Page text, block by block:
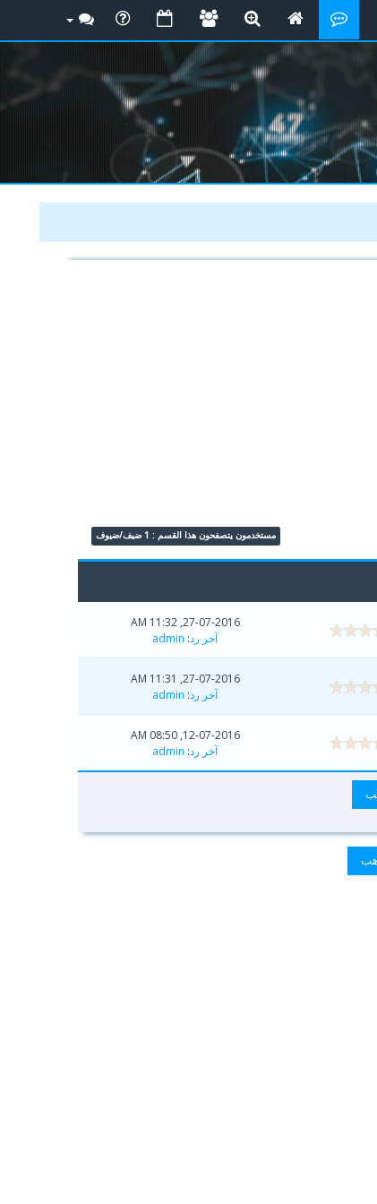
مستخدمون يتصفحون هذا القسم : 1 ضيف/ضيوف
27-07-2016, 11:32 AM
آخر رد:
admin
27-07-2016, 11:31 AM
آخر رد:
admin
12-07-2016, 08:50 AM
آخر رد:
admin